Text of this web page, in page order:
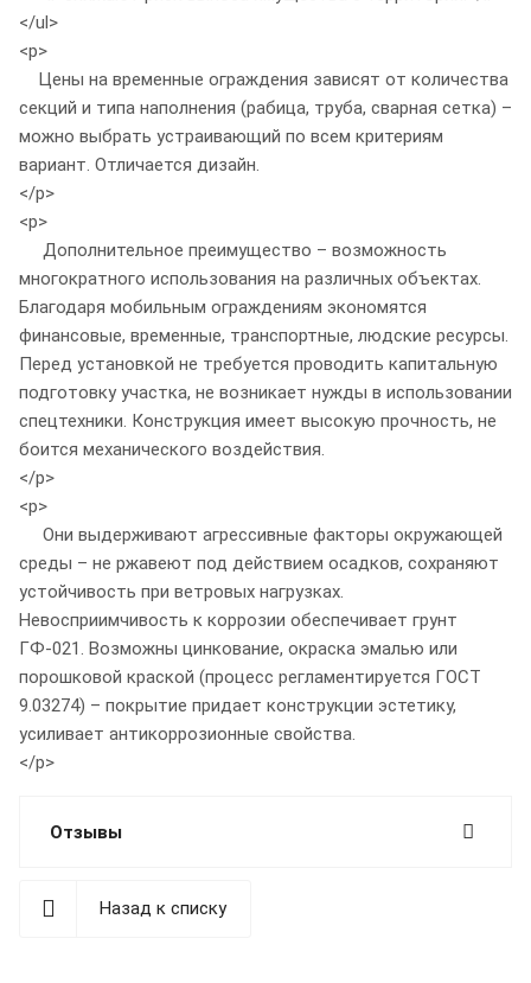
</ul>
<p>
Цены на временные ограждения зависят от количества
секций и типа наполнения (рабица, труба, сварная сетка) –
можно выбрать устраивающий по всем критериям
вариант. Отличается дизайн.
</p>
<p>
Дополнительное преимущество – возможность
многократного использования на различных объектах.
Благодаря мобильным ограждениям экономятся
финансовые, временные, транспортные, людские ресурсы.
Перед установкой не требуется проводить капитальную
подготовку участка, не возникает нужды в использовании
спецтехники. Конструкция имеет высокую прочность, не
боится механического воздействия.
</p>
<p>
Они выдерживают агрессивные факторы окружающей
среды – не ржавеют под действием осадков, сохраняют
устойчивость при ветровых нагрузках.
Невосприимчивость к коррозии обеспечивает грунт
ГФ-021. Возможны цинкование, окраска эмалью или
порошковой краской (процесс регламентируется ГОСТ
9.03274) – покрытие придает конструкции эстетику,
усиливает антикоррозионные свойства.
</p>
Отзывы
Назад к списку